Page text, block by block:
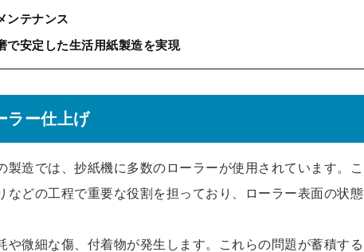
ンテナンス
で安定した生活用紙製造を実現
ラー仕上げ
製造では、抄紙機に多数のローラーが使用されています。こ
どの工程で重要な役割を担っており、ローラー表面の状態
微細な傷、付着物が発生します。これらの問題が蓄積する